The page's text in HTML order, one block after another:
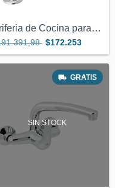
Griferia de Cocina para Monocomando 2 Ag...
$172.253
SIN STOCK
GRATIS